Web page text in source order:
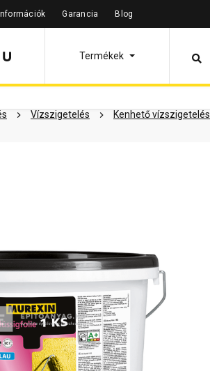
Garancia Blog
Termékek
Vízszigetelés Kenhető vízszigetelés
Részletes leírás Termékinformáció